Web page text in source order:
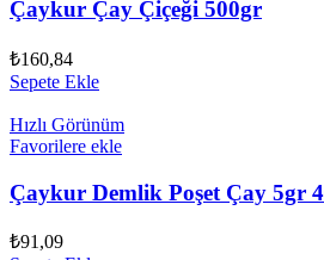
Çaykur Çay Çiçeği 500gr
₺160,84
Sepete Ekle
Hızlı Görünüm
Favorilere ekle
Çaykur Demlik Poşet Çay 5gr
₺91,09